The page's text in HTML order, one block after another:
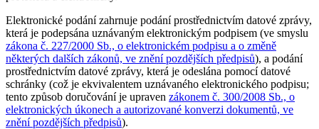
Elektronické podání zahrnuje podání prostřednictvím datové zprávy,
která je podepsána uznávaným elektronickým podpisem (ve smyslu
zákona č. 227/2000 Sb., o elektronickém podpisu a o změně
některých dalších zákonů, ve znění pozdějších předpisů), a podání
prostřednictvím datové zprávy, která je odeslána pomocí datové
schránky (což je ekvivalentem uznávaného elektronického podpisu;
tento způsob doručování je upraven zákonem č. 300/2008 Sb., o
elektronických úkonech a autorizované konverzi dokumentů, ve
znění pozdějších předpisů).